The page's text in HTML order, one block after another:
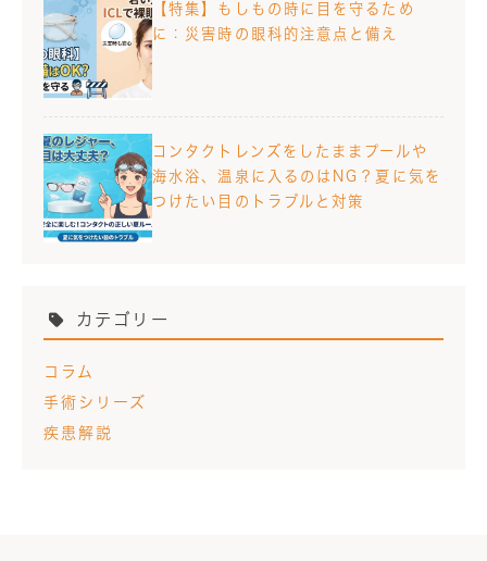
【特集】もしもの時に目を守るため
に：災害時の眼科的注意点と備え
コンタクトレンズをしたままプールや
海水浴、温泉に入るのはNG？夏に気を
つけたい目のトラブルと対策
カテゴリー
コラム
手術シリーズ
疾患解説